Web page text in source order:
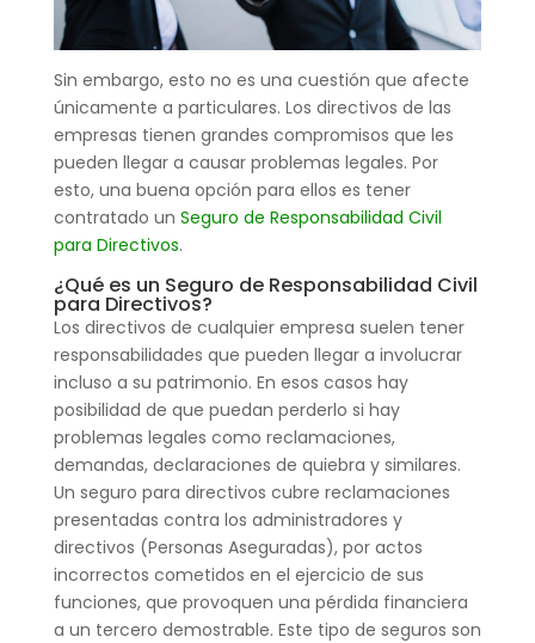
Sin embargo, esto no es una cuestión que afecte
únicamente a particulares. Los directivos de las
empresas tienen grandes compromisos que les
pueden llegar a causar problemas legales. Por
esto, una buena opción para ellos es tener
contratado un Seguro de Responsabilidad Civil
para Directivos.
¿Qué es un Seguro de Responsabilidad Civil
para Directivos?
Los directivos de cualquier empresa suelen tener
responsabilidades que pueden llegar a involucrar
incluso a su patrimonio. En esos casos hay
posibilidad de que puedan perderlo si hay
problemas legales como reclamaciones,
demandas, declaraciones de quiebra y similares.
Un seguro para directivos cubre reclamaciones
presentadas contra los administradores y
directivos (Personas Aseguradas), por actos
incorrectos cometidos en el ejercicio de sus
funciones, que provoquen una pérdida financiera
a un tercero demostrable. Este tipo de seguros son